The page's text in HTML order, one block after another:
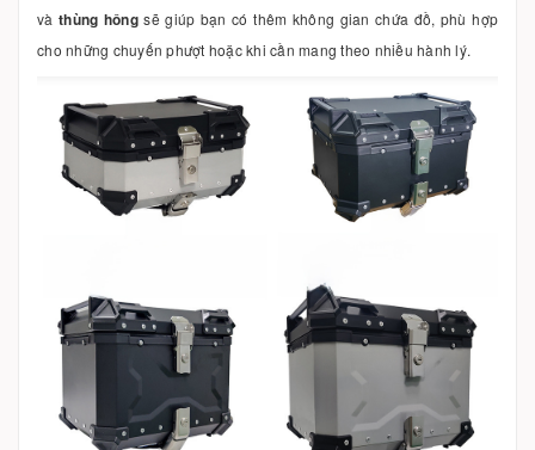
vàthùng hôngsẽ giúp bạn có thêm không gian chứa đồ, phù hợp
cho những chuyến phượt hoặc khi cần mang theo nhiều hành lý.